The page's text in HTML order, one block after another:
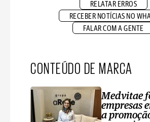
RELATAR ERROS
RECEBER NOTÍCIAS NO
FALAR COM A GENTE
CONTEÚDO DE MARCA
Medvitae
empresas
a